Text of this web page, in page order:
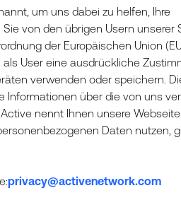
um uns dabei zu helfen, Ihre
von den übrigen Usern unserer
der Europäischen Union
User eine ausdrückliche
verwenden oder speichern.
Informationen über die von uns
nennt Ihnen unsere
Daten nutzen,
privacy@activenetwork.com